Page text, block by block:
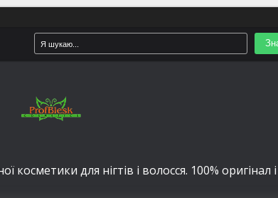
для нігтів і волосся. 100% оригінал і